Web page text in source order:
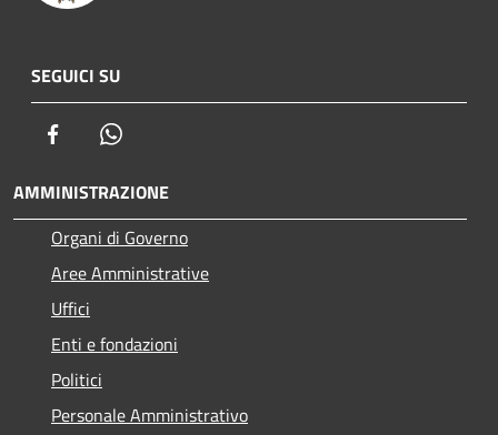
SEGUICI SU
Facebook
AMMINISTRAZIONE
Organi di Governo
Aree Amministrative
Uffici
Enti e fondazioni
Politici
Personale Amministrativo